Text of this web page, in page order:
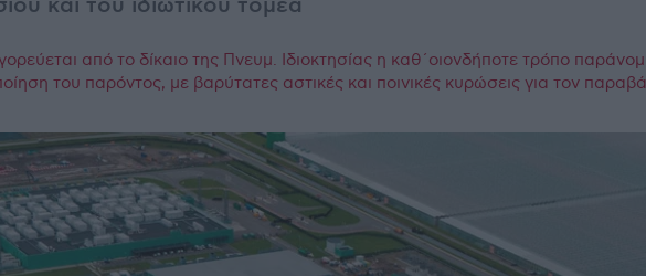
και του ιδιωτικού τομέα
από το δίκαιο της Πνευμ. Ιδιοκτησίας η καθ΄οιονδήποτε τρόπο
του παρόντος, με βαρύτατες αστικές και ποινικές κυρώσεις για τον